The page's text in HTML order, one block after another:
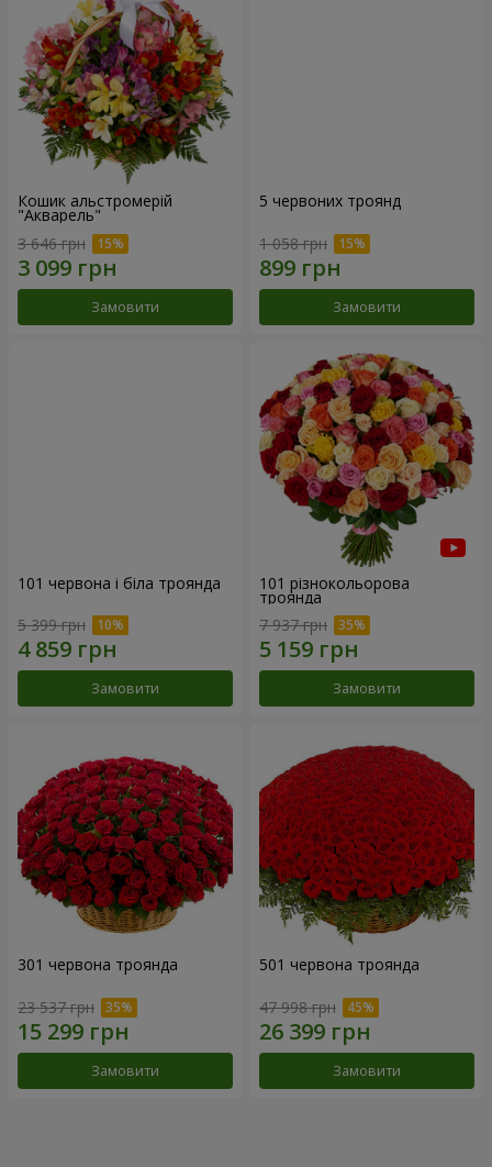
Кошик альстромерій
"Акварель"
3 646 грн
Замовити
5 червоних троянд
1 058 грн
Замовити
101 червона і біла троянда
5 399 грн
Замовити
101 різнокольорова
троянда
7 937 грн
Замовити
301 червона троянда
23 537 грн
Замовити
501 червона троянда
47 998 грн
Замовити